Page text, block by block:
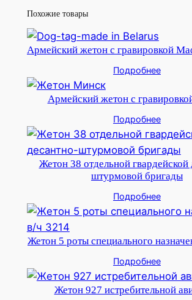
Похожие товары
Армейский жетон с гравировкой
Подробнее
Армейский жетон с
Подробнее
Жетон 38 отдельной гвардейской
штурмовой бригады
Подробнее
Жетон 5 роты специального
Подробнее
Жетон 927 истребительной